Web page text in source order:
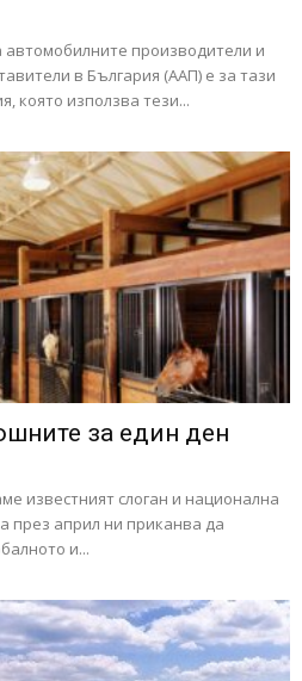
производители и
в България (ААП) е за тази
която използва тези...
за един ден
известният слоган и национална
през април ни приканва да
и...